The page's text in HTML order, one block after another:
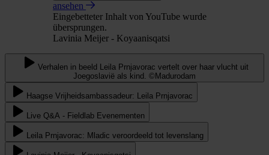
ansehen
Eingebetteter Inhalt von YouTube wurde
übersprungen.
Lavinia Meijer - Koyaanisqatsi
Verhalen in beeld Leila Prnjavorac vertelt over haar vlucht uit
Joegoslavië als kind. ©Madurodam
Haagse Vrijheidsambassadeur: Leila Prnjavorac
Live Q&A - Fieldlab Evenementen
Leila Prnjavorac: Mladic veroordeeld tot levenslang